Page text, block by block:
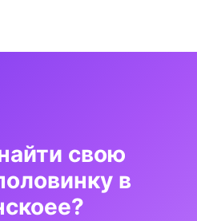
свою
в